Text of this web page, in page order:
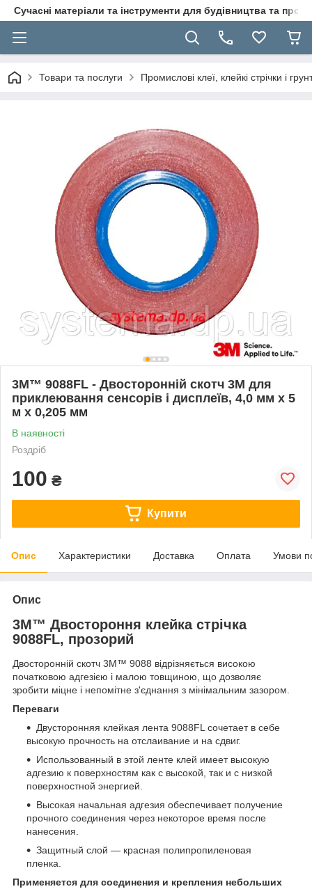
Сучасні матеріали та інструменти для будівництва та
Товари та послуги Промислові клеї, клейкі стрічки і
3M™ 9088FL - Двосторонній скотч 3M для
приклеювання сенсорів і дисплеїв, 4,0 мм х 5
м х 0,205 мм
В наявності
Роздріб
100 ₴
Купити
Опис Характеристики Доставка Оплата Умови
Опис
3M™ Двостороння клейка стрічка
9088FL, прозорий
Двосторонній скотч 3M™ 9088 відрізняється високою
початковою адгезією і малою товщиною, що дозволяє
зробити міцне і непомітне з'єднання з мінімальним зазором.
Переваги
Двусторонняя клейкая лента 9088FL сочетает в себе
высокую прочность на отслаивание и на сдвиг.
Использованный в этой ленте клей имеет высокую
адгезию к поверхностям как с высокой, так и с низкой
поверхностной энергией.
Высокая начальная адгезия обеспечивает получение
прочного соединения через некоторое время после
нанесения.
Защитный слой ― красная полипропиленовая
пленка.
Применяется для соединения и крепления небольших